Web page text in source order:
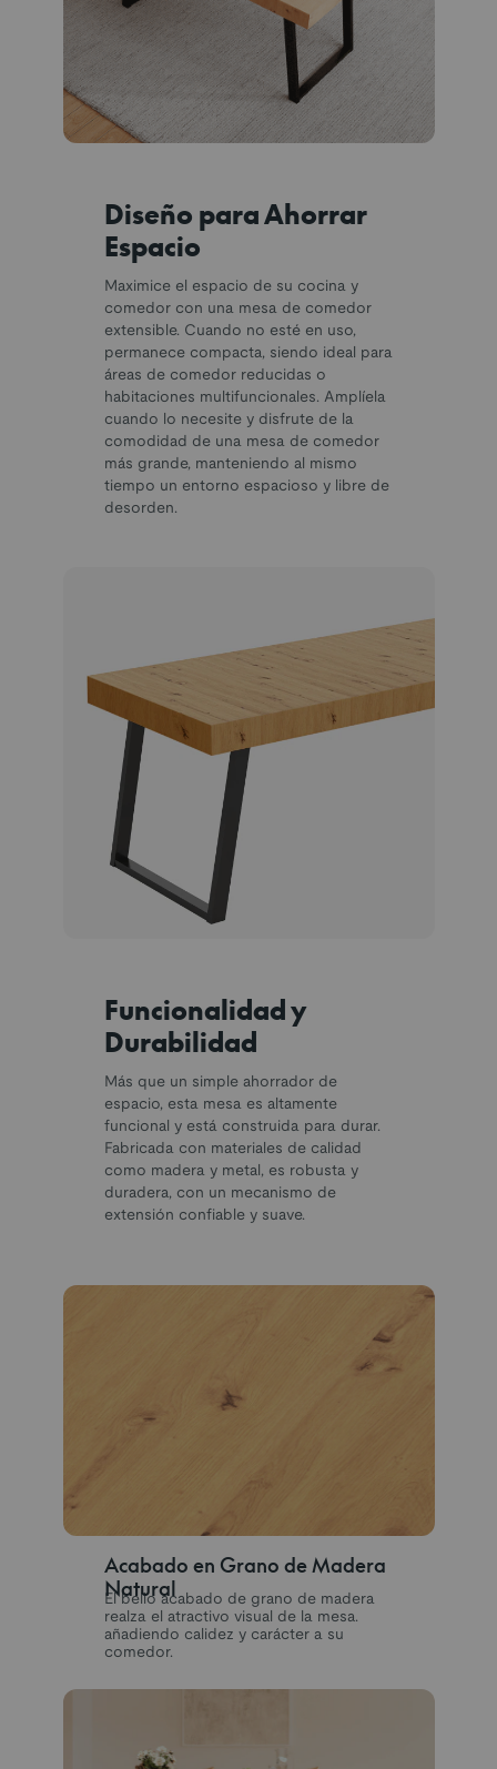
Diseño para Ahorrar
Espacio
Maximice el espacio de su cocina y
comedor con una mesa de comedor
extensible. Cuando no esté en uso,
permanece compacta, siendo ideal para
áreas de comedor reducidas o
habitaciones multifuncionales. Amplíela
cuando lo necesite y disfrute de la
comodidad de una mesa de comedor
más grande, manteniendo al mismo
tiempo un entorno espacioso y libre de
desorden.
Funcionalidad y
Durabilidad
Más que un simple ahorrador de
espacio, esta mesa es altamente
funcional y está construida para durar.
Fabricada con materiales de calidad
como madera y metal, es robusta y
duradera, con un mecanismo de
extensión confiable y suave.
Acabado en Grano de Madera
Natural
El bello acabado de grano de madera
realza el atractivo visual de la mesa.
añadiendo calidez y carácter a su
comedor.